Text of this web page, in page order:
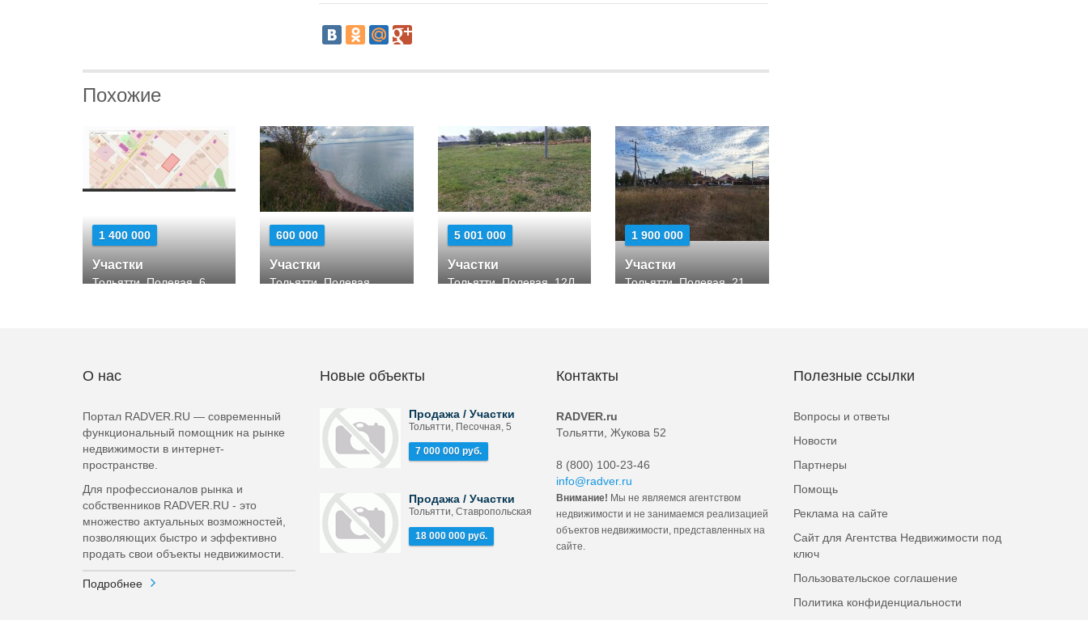
Похожие
1 400 000
Участки
Тольятти, Полевая, 6
600 000
Участки
Тольятти, Полевая
5 001 000
Участки
Тольятти, Полевая, 12Л
1 900 000
Участки
Тольятти, Полевая, 21
О нас
Портал RADVER.RU — современный
функциональный помощник на рынке
недвижимости в интернет-
пространстве.
Для профессионалов рынка и
собственников RADVER.RU - это
множество актуальных возможностей,
позволяющих быстро и эффективно
продать свои объекты недвижимости.
Подробнее
Новые объекты
Продажа / Участки
Тольятти, Песочная, 5
7 000 000 руб.
Продажа / Участки
Тольятти, Ставропольская
18 000 000 руб.
Контакты
RADVER.ru
Тольятти, Жукова 52
8 (800) 100-23-46
info@radver.ru
Внимание! Мы не являемся агентством
недвижимости и не занимаемся реализацией
объектов недвижимости, представленных на
сайте.
Полезные ссылки
Вопросы и ответы
Новости
Партнеры
Помощь
Реклама на сайте
Сайт для Агентства Недвижимости под
ключ
Пользовательское соглашение
Политика конфиденциальности